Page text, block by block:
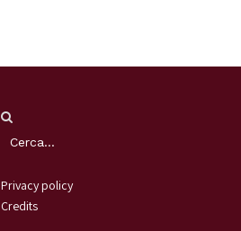
Privacy policy
Credits